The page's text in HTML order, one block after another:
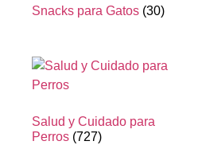
Snacks para Gatos (30)
Salud y Cuidado para
Perros (727)